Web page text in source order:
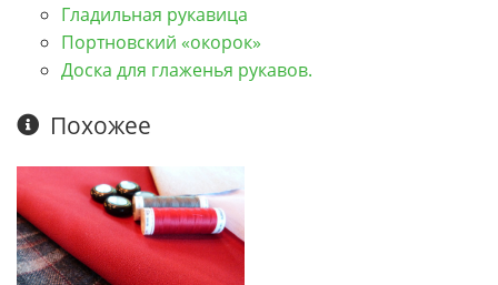
Гладильная рукавица
Портновский «окорок»
Доска для глаженья рукавов.
Похожее